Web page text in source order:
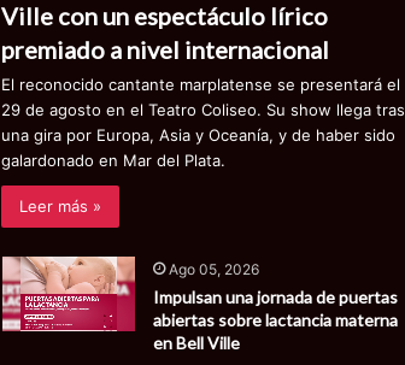
Ville con un espectáculo lírico
premiado a nivel internacional
El reconocido cantante marplatense se presentará el
29 de agosto en el Teatro Coliseo. Su show llega tras
una gira por Europa, Asia y Oceanía, y de haber sido
galardonado en Mar del Plata.
Leer más »
Ago 05, 2026
Impulsan una jornada de puertas
abiertas sobre lactancia materna
en Bell Ville